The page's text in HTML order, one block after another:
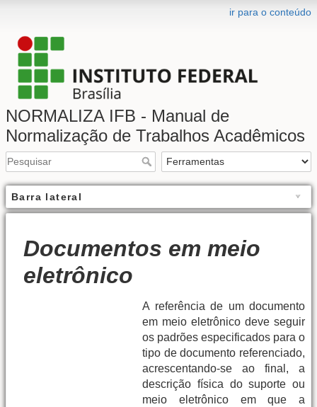
ir para o conteúdo
NORMALIZA IFB - Manual de
Normalização de Trabalhos Acadêmicos
Barra lateral
Documentos em meio
eletrônico
A referência de um documento
em meio eletrônico deve seguir
os padrões especificados para o
tipo de documento referenciado,
acrescentando-se ao final, a
descrição física do suporte ou
meio eletrônico em que a